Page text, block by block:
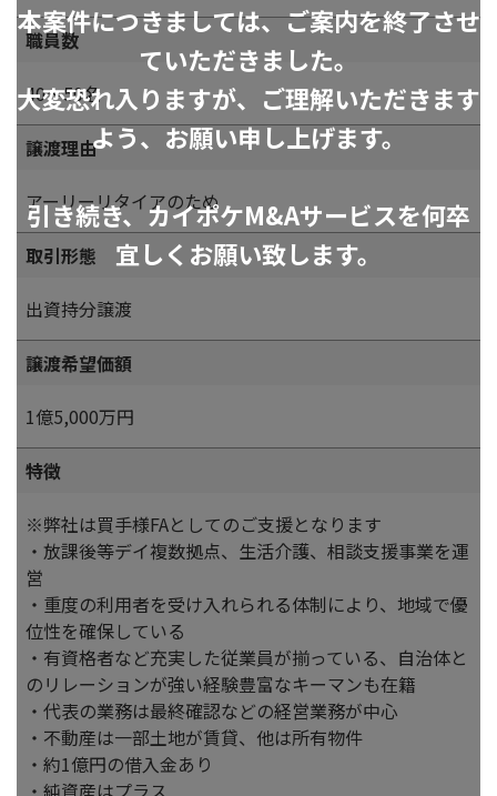
本案件につきましては、ご案内を終了させ
ていただきました。
大変恐れ入りますが、ご理解いただきます
よう、お願い申し上げます。
引き続き、カイポケM&Aサービスを何卒
宜しくお願い致します。
職員数
40～50名
譲渡理由
アーリーリタイアのため
取引形態
出資持分譲渡
譲渡希望価額
1億5,000万円
特徴
※弊社は買手様FAとしてのご支援となります
・放課後等デイ複数拠点、生活介護、相談支援事業を運
営
・重度の利用者を受け入れられる体制により、地域で優
位性を確保している
・有資格者など充実した従業員が揃っている、自治体と
のリレーションが強い経験豊富なキーマンも在籍
・代表の業務は最終確認などの経営業務が中心
・不動産は一部土地が賃貸、他は所有物件
・約1億円の借入金あり
・純資産はプラス